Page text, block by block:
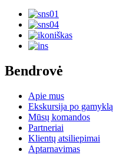
Bendrovė
Apie mus
Ekskursija po gamyklą
Mūsų komandos
Partneriai
Klientų atsiliepimai
Aptarnavimas